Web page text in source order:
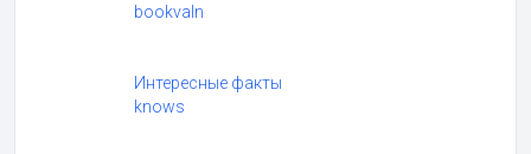
bookvaln
Интересные факты
knows